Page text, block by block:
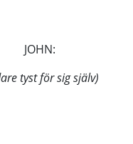
JOHN:
tyst för sig själv)